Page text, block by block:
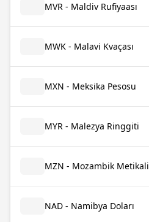
MVR - Maldiv Rufiyaası
MWK - Malavi Kvaçası
MXN - Meksika Pesosu
MYR - Malezya Ringgiti
MZN - Mozambik Metikali
NAD - Namibya Doları